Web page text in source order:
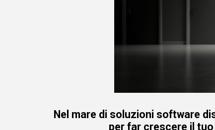
Nel mare di soluzioni software
per far crescere il